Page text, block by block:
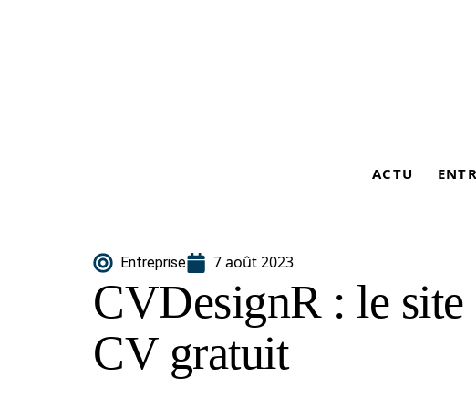
ACTU
Entreprise 7 août 2023
CVDesignR : le site
CV gratuit